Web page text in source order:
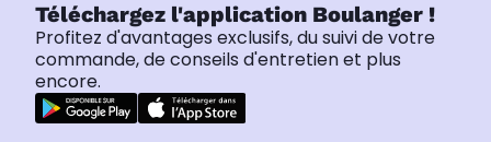
Téléchargez l'application Boulanger !
Profitez d'avantages exclusifs, du suivi de votre
commande, de conseils d'entretien et plus
encore.